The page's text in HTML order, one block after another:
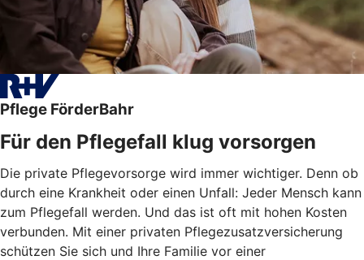
Pflege FörderBahr
Für den Pflegefall klug vorsorgen
Die private Pflegevorsorge wird immer wichtiger. Denn ob
durch eine Krankheit oder einen Unfall: Jeder Mensch kann
zum Pflegefall werden. Und das ist oft mit hohen Kosten
verbunden. Mit einer privaten Pflegezusatzversicherung
schützen Sie sich und Ihre Familie vor einer